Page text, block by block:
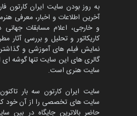
مسابقۀ
کاریکاتور
مهلت 3 ماه دیگر
پنجمین مسابقۀ
به روز بودن سایت ایران کارتون
آخرین اطلاعات و اخبار، معرفی
و خارجی، اعلام مسابقات جهانی
کاریکاتور و تحلیل و بررسی آثار
نمایش فیلم های آموزشی و
گالری های این سایت تنها گوشه
سایت هنری است.
سایت ایران کارتون سه بار
سایت های تخصصی را از آن خود
حاضر بالاترین جایگاه در